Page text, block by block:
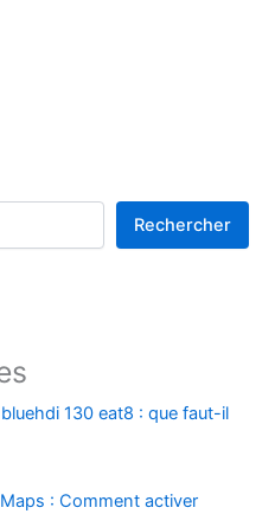
Rechercher
130 eat8 : que faut-il
: Comment activer